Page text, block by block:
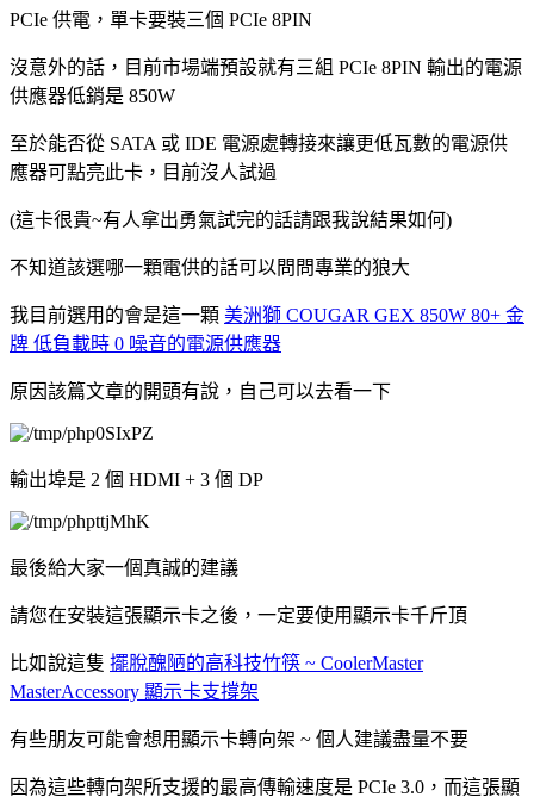
PCIe 供電，單卡要裝三個 PCIe 8PIN
沒意外的話，目前市場端預設就有三組 PCIe 8PIN 輸出的電源
供應器低銷是 850W
至於能否從 SATA 或 IDE 電源處轉接來讓更低瓦數的電源供
應器可點亮此卡，目前沒人試過
(這卡很貴~有人拿出勇氣試完的話請跟我說結果如何)
不知道該選哪一顆電供的話可以問問專業的狼大
我目前選用的會是這一顆 美洲獅 COUGAR GEX 850W 80+ 金
牌 低負載時 0 噪音的電源供應器
原因該篇文章的開頭有說，自己可以去看一下
輸出埠是 2 個 HDMI + 3 個 DP
最後給大家一個真誠的建議
請您在安裝這張顯示卡之後，一定要使用顯示卡千斤頂
比如說這隻 擺脫醜陋的高科技竹筷 ~ CoolerMaster
MasterAccessory 顯示卡支撐架
有些朋友可能會想用顯示卡轉向架 ~ 個人建議盡量不要
因為這些轉向架所支援的最高傳輸速度是 PCIe 3.0，而這張顯